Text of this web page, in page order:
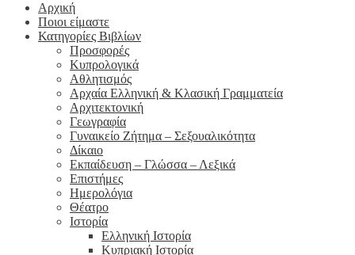
Αρχική
Ποιοι είμαστε
Κατηγορίες Βιβλίων
Προσφορές
Κυπρολογικά
Αθλητισμός
Αρχαία Ελληνική & Κλασική Γραμματεία
Αρχιτεκτονική
Γεωγραφία
Γυναικείο Ζήτημα – Σεξουαλικότητα
Δίκαιο
Εκπαίδευση – Γλώσσα – Λεξικά
Επιστήμες
Ημερολόγια
Θέατρο
Ιστορία
Ελληνική Ιστορία
Κυπριακή Ιστορία